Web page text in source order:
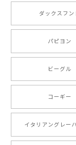
ったです。 ご
ましたが、商品
い。ありがとう
注文受領連絡が
愛い商品が届
ダックスフン
パピヨン
ビーグル
コーギー
イタリアングレー